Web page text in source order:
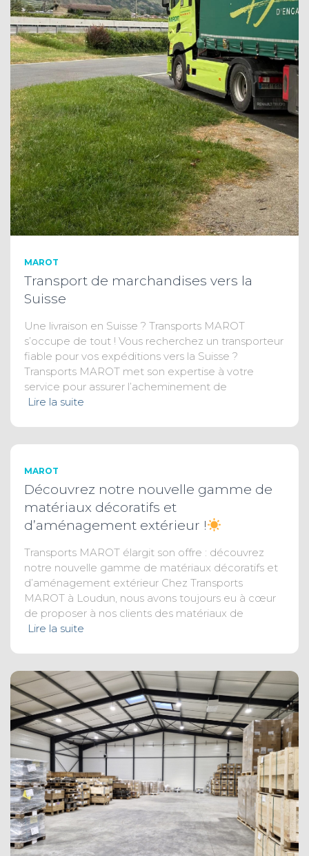
MAROT
Transport de marchandises vers la
Suisse
Une livraison en Suisse ? Transports MAROT
s’occupe de tout ! Vous recherchez un transporteur
fiable pour vos expéditions vers la Suisse ?
Transports MAROT met son expertise à votre
service pour assurer l’acheminement de
Lire la suite
MAROT
Découvrez notre nouvelle gamme de
matériaux décoratifs et
d’aménagement extérieur !
Transports MAROT élargit son offre : découvrez
notre nouvelle gamme de matériaux décoratifs et
d’aménagement extérieur Chez Transports
MAROT à Loudun, nous avons toujours eu à cœur
de proposer à nos clients des matériaux de
Lire la suite